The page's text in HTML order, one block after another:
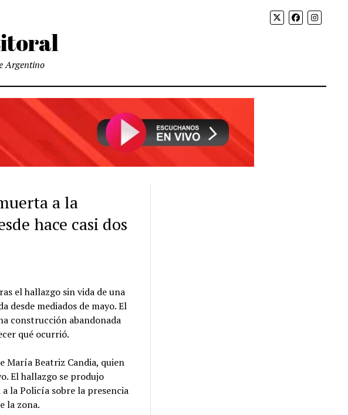
Argentino
a la
hace casi dos
el hallazgo sin vida de una
desde mediados de mayo. El
construcción abandonada
qué ocurrió.
María Beatriz Candia, quien
El hallazgo se produjo
la Policía sobre la presencia
la zona.